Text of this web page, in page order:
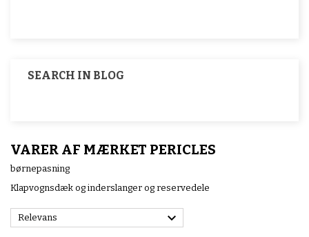
SEARCH IN BLOG
VARER AF MÆRKET PERICLES
børnepasning
Klapvognsdæk og inderslanger og reservedele
Relevans 